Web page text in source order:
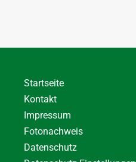
Startseite
Kontakt
Impressum
Fotonachweis
Datenschutz